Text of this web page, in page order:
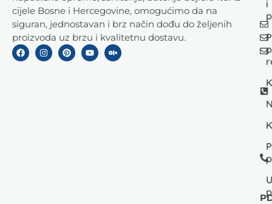
cijele Bosne i Hercegovine, omogućimo da na
siguran, jednostavan i brz način dođu do željenih
proizvoda uz brzu i kvalitetnu dostavu.
i